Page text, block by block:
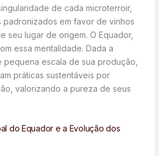
de cada microterroir,
em favor de vinhos
seu lugar de origem. O Equador,
essa mentalidade. Dada a
pequena escala de sua produção,
práticas sustentáveis por
valorizando a pureza de seus
do Equador e a Evolução dos